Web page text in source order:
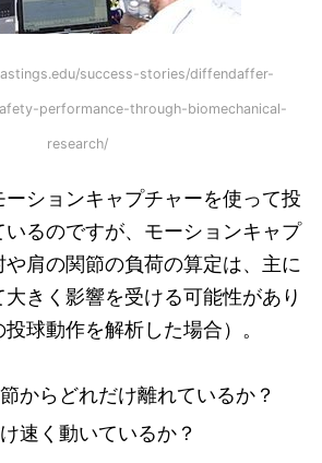
success-stories/diffendaffer-
performance-through-biomechanical-
research/
ションキャプチャーを使って投
るのですが、モーションキャプ
肩の関節の負荷の算定は、主に
きく影響を受ける可能性があり
球動作を解析した場合）。
からどれだけ離れているか？
速く動いているか？